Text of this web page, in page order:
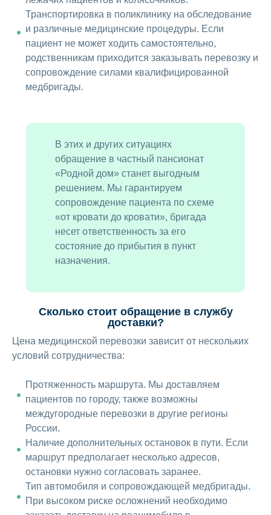
Транспортировка в поликлинику на обследование
и различные медицинские процедуры. Если
пациент не может ходить самостоятельно,
родственникам приходится заказывать перевозку и
сопровождение силами квалифицированной
медбригады.
В этих и других ситуациях
обращение в частный пансионат
«Родной дом» станет выгодным
решением. Мы гарантируем
сопровождение пациента по схеме
«от кровати до кровати», бригада
несет ответственность за его
состояние до прибытия в пункт
назначения.
Сколько стоит обращение в службу
доставки?
Цена медицинской перевозки зависит от нескольких
условий сотрудничества:
Протяженность маршрута. Мы доставляем
пациентов по городу, также возможны
междугородные перевозки в другие регионы
России.
Наличие дополнительных остановок в пути. Если
маршрут предполагает несколько адресов,
остановки нужно согласовать заранее.
Тип автомобиля и сопровождающей медбригады.
При высоком риске осложнений необходимо